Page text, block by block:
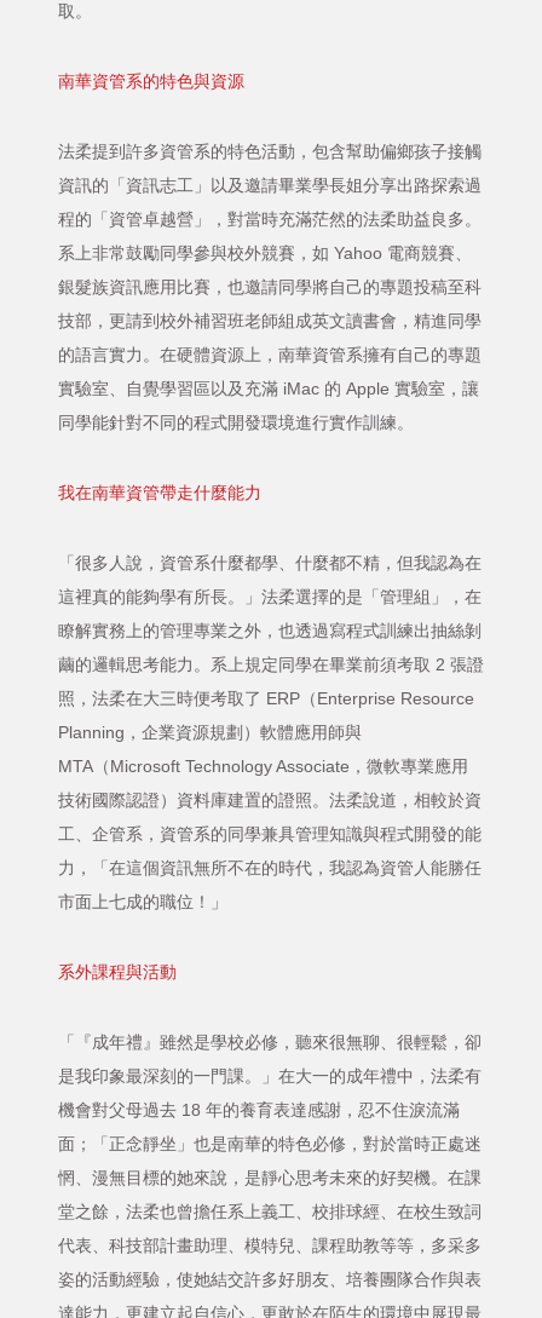
取。
南華資管系的特色與資源
法柔提到許多資管系的特色活動，包含幫助偏鄉孩子接觸
資訊的「資訊志工」以及邀請畢業學長姐分享出路探索過
程的「資管卓越營」，對當時充滿茫然的法柔助益良多。
系上非常鼓勵同學參與校外競賽，如 Yahoo 電商競賽、
銀髮族資訊應用比賽，也邀請同學將自己的專題投稿至科
技部，更請到校外補習班老師組成英文讀書會，精進同學
的語言實力。在硬體資源上，南華資管系擁有自己的專題
實驗室、自覺學習區以及充滿 iMac 的 Apple 實驗室，讓
同學能針對不同的程式開發環境進行實作訓練。
我在南華資管帶走什麼能力
「很多人說，資管系什麼都學、什麼都不精，但我認為在
這裡真的能夠學有所長。」法柔選擇的是「管理組」，在
瞭解實務上的管理專業之外，也透過寫程式訓練出抽絲剝
繭的邏輯思考能力。系上規定同學在畢業前須考取 2 張證
照，法柔在大三時便考取了 ERP（Enterprise Resource
Planning，企業資源規劃）軟體應用師與
MTA（Microsoft Technology Associate，微軟專業應用
技術國際認證）資料庫建置的證照。法柔說道，相較於資
工、企管系，資管系的同學兼具管理知識與程式開發的能
力，「在這個資訊無所不在的時代，我認為資管人能勝任
市面上七成的職位！」
系外課程與活動
「『成年禮』雖然是學校必修，聽來很無聊、很輕鬆，卻
是我印象最深刻的一門課。」在大一的成年禮中，法柔有
機會對父母過去 18 年的養育表達感謝，忍不住淚流滿
面；「正念靜坐」也是南華的特色必修，對於當時正處迷
惘、漫無目標的她來說，是靜心思考未來的好契機。在課
堂之餘，法柔也曾擔任系上義工、校排球經、在校生致詞
代表、科技部計畫助理、模特兒、課程助教等等，多采多
姿的活動經驗，使她結交許多好朋友、培養團隊合作與表
達能力，更建立起自信心，更敢於在陌生的環境中展現最